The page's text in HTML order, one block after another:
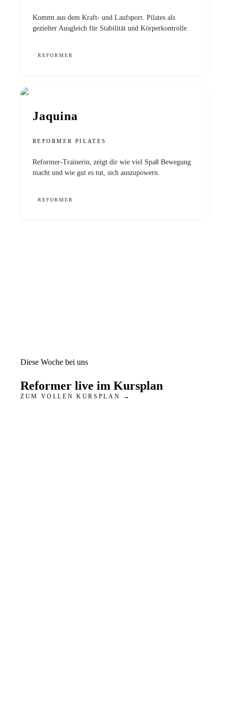
Kommt aus dem Kraft- und Laufsport. Pilates als
gezielter Ausgleich für Stabilität und Körperkontrolle.
REFORMER
Jaquina
REFORMER PILATES
Reformer-Trainerin, zeigt dir wie viel Spaß Bewegung
macht und wie gut es tut, sich auszupowern.
REFORMER
Diese Woche bei uns
Reformer live im Kursplan
ZUM VOLLEN KURSPLAN →